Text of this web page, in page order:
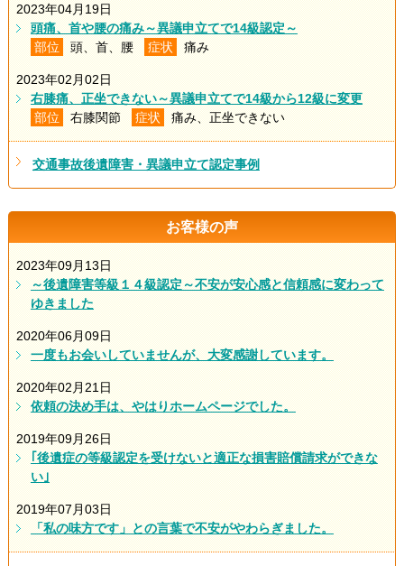
2023年04月19日
頭痛、首や腰の痛み～異議申立てで14級認定～
部位
頭、首、腰 症状 痛み
2023年02月02日
右膝痛、正坐できない～異議申立てで14級から12級に変更
部位
右膝関節 症状 痛み、正坐できない
交通事故後遺障害・異議申立て認定事例
お客様の声
2023年09月13日
～後遺障害等級１４級認定～不安が安心感と信頼感に変わって
ゆきました
2020年06月09日
一度もお会いしていませんが、大変感謝しています。
2020年02月21日
依頼の決め手は、やはりホームページでした。
2019年09月26日
｢後遺症の等級認定を受けないと適正な損害賠償請求ができな
い｣
2019年07月03日
「私の味方です」との言葉で不安がやわらぎました。